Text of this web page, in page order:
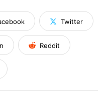
Twitter
Reddit